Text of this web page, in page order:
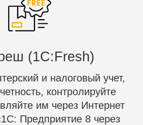
(1С:Fresh)
и налоговый учет,
контролируйте
им через Интернет
Предприятие 8 через